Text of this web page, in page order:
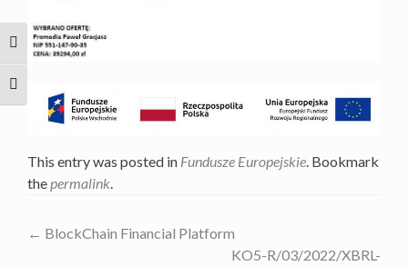
TOGGLE HIGH CONTRAST
TOGGLE FONT SIZE
This entry was posted in Fundusze Europejskie . Bookmark
the permalink
Nawigacja
← BlockChain Financial Platform
KO5-R/03/2022/XBRL-